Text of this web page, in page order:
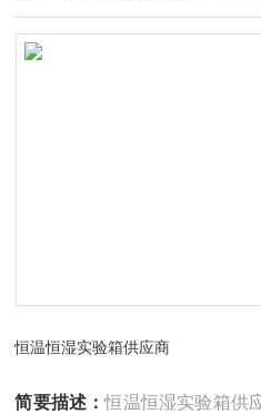
恒温恒湿实验箱供应商
简要描述：恒温恒湿实验箱供